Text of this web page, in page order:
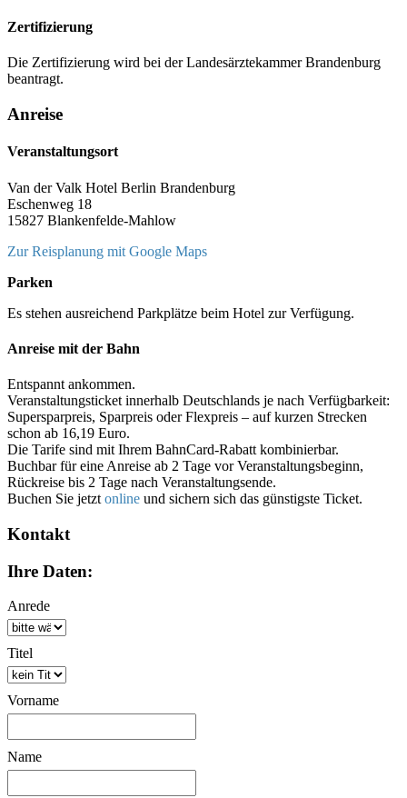
Zertifizierung
Die Zertifizierung wird bei der Landesärztekammer Brandenburg
beantragt.
Anreise
Veranstaltungsort
Van der Valk Hotel Berlin Brandenburg
Eschenweg 18
15827 Blankenfelde-Mahlow
Zur Reisplanung mit Google Maps
Parken
Es stehen ausreichend Parkplätze beim Hotel zur Verfügung.
Anreise mit der Bahn
Entspannt ankommen.
Veranstaltungsticket innerhalb Deutschlands je nach Verfügbarkeit:
Supersparpreis, Sparpreis oder Flexpreis – auf kurzen Strecken
schon ab 16,19 Euro.
Die Tarife sind mit Ihrem BahnCard-Rabatt kombinierbar.
Buchbar für eine Anreise ab 2 Tage vor Veranstaltungsbeginn,
Rückreise bis 2 Tage nach Veranstaltungsende.
Buchen Sie jetzt online und sichern sich das günstigste Ticket.
Kontakt
Ihre Daten:
Anrede
Titel
Vorname
Name